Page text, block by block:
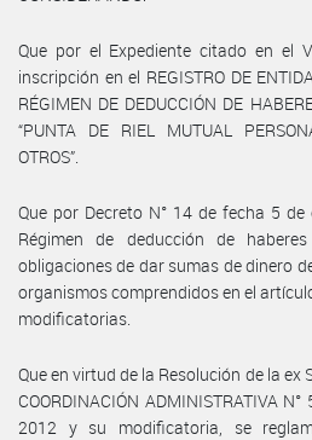
Que por el Expediente citado en el
inscripción en el REGISTRO DE
RÉGIMEN DE DEDUCCIÓN DE
“PUNTA DE RIEL MUTUAL
OTROS”.
Que por Decreto N° 14 de fecha 5
Régimen de deducción de
obligaciones de dar sumas de dinero
organismos comprendidos en el
modificatorias.
Que en virtud de la Resolución de la ex
COORDINACIÓN ADMINISTRATIVA
2012 y su modificatoria, se